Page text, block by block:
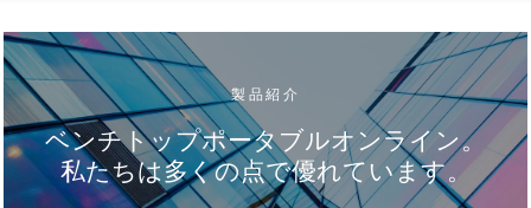
製品紹介
ベンチトップポータブルオンライン。
私たちは多くの点で優れています。